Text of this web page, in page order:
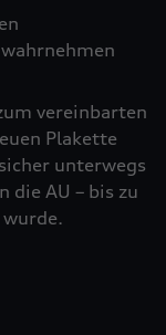
vereinbarten
Plakette
unterwegs
die AU – bis zu
wurde.